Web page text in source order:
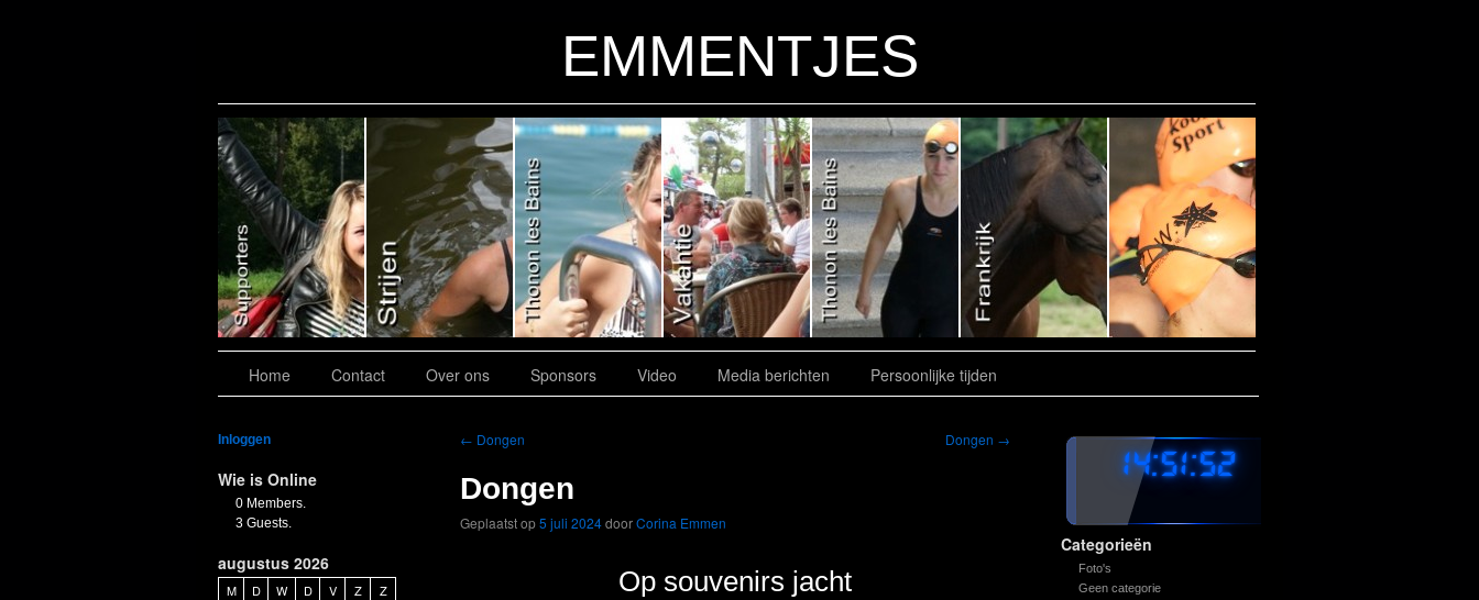
EMMENTJES
Home Contact Over ons Sponsors Video Media berichten Persoonlijke tijden
Inloggen
Wie is Online
0 Members.
3 Guests.
augustus 2026
M D W D V Z Z
14:51:53
Categorieën
Foto's
Geen categorie
← Dongen Dongen →
Dongen
Geplaatst op5 juli 2024doorCorina Emmen
Op souvenirs jacht